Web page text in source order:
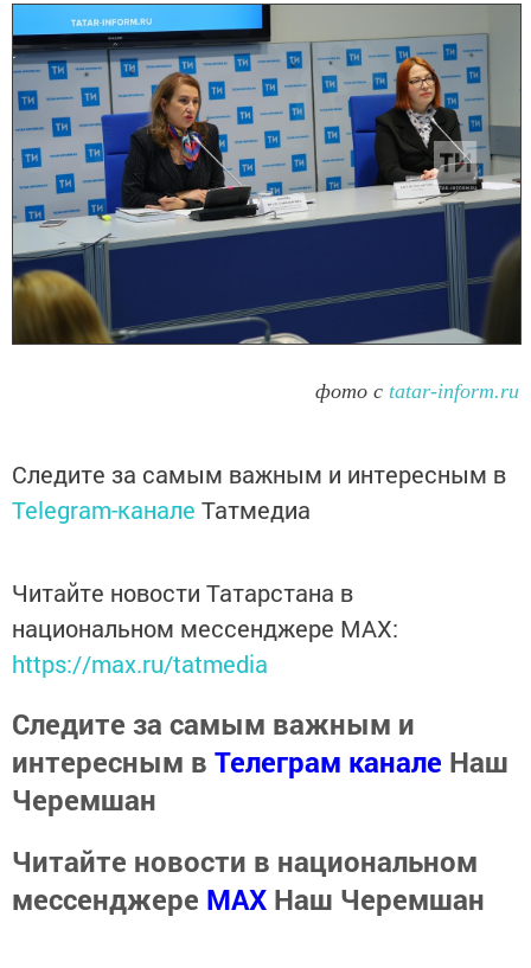
фото с tatar-inform.ru
Следите за самым важным и интересным в
Telegram-канале Татмедиа
Читайте новости Татарстана в
национальном мессенджере MАХ:
https://max.ru/tatmedia
Следите за самым важным и
интересным в Телеграм канале Наш
Черемшан
Читайте новости в национальном
мессенджере MАХ Наш Черемшан